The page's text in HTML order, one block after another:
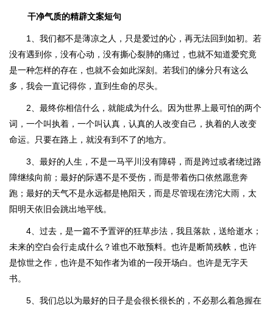
干净气质的精辟文案短句
1、我们都不是薄凉之人，只是爱过的心，再无法回到如初。若
没有遇到你，没有心动，没有撕心裂肺的痛过，也就不知道爱究竟
是一种怎样的存在，也就不会如此深刻。若我们的缘分只有这么
多，我会一直记得你，直到生命的尽头。
2、最终你相信什么，就能成为什么。因为世界上最可怕的两个
词，一个叫执着，一个叫认真，认真的人改变自己，执着的人改变
命运。只要在路上，就没有到不了的地方。
3、最好的人生，不是一马平川没有障碍，而是跨过或者绕过路
障继续向前；最好的际遇不是不受伤，而是带着伤口依然愿意奔
跑；最好的天气不是永远都是艳阳天，而是尽管现在滂沱大雨，太
阳明天依旧会跳出地平线。
4、过去，是一篇不予置评的狂草步法，我且落款，送给逝水；
未来的空白会行走成什么？谁也不敢预料。也许是断简残帙，也许
是惊世之作，也许是不知作者为谁的一段开场白。也许是无字天
书。
5、我们总以为最好的日子是会很长很长的，不必那么着急握在